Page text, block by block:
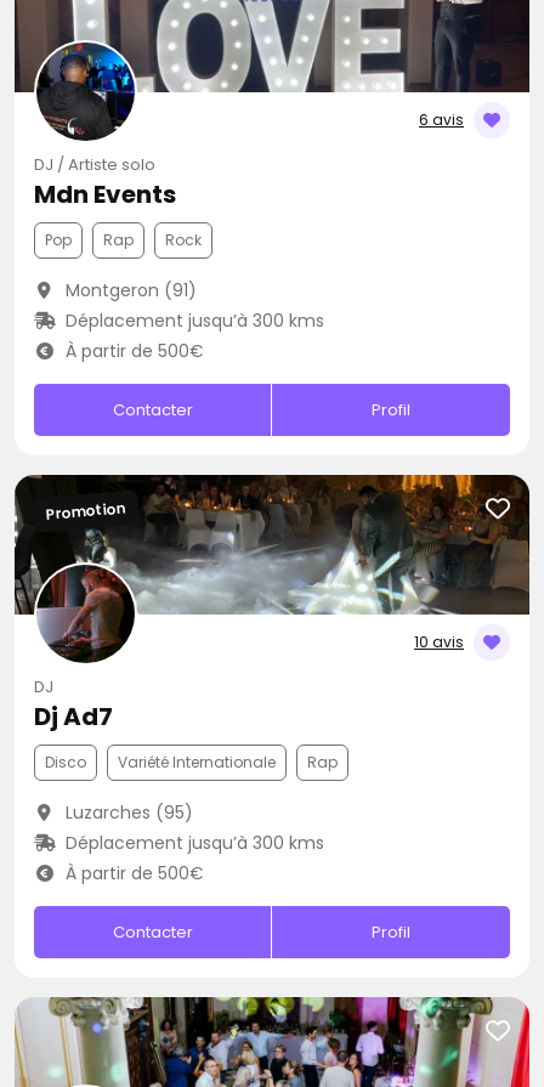
6 avis
DJ / Artiste solo
Mdn Events
Pop Rap Rock
Montgeron (91)
Déplacement jusqu’à 300 kms
À partir de 500€
Contacter Profil
10 avis
Promotion
DJ
Dj Ad7
Disco Variété Internationale Rap
Luzarches (95)
Déplacement jusqu’à 300 kms
À partir de 500€
Contacter Profil